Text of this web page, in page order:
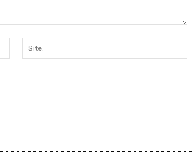
mail: